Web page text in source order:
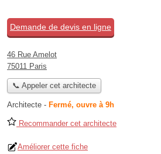
Demande de devis en ligne
46 Rue Amelot
75011 Paris
📞 Appeler cet architecte
Architecte - Fermé, ouvre à 9h
Recommander cet architecte
Améliorer cette fiche